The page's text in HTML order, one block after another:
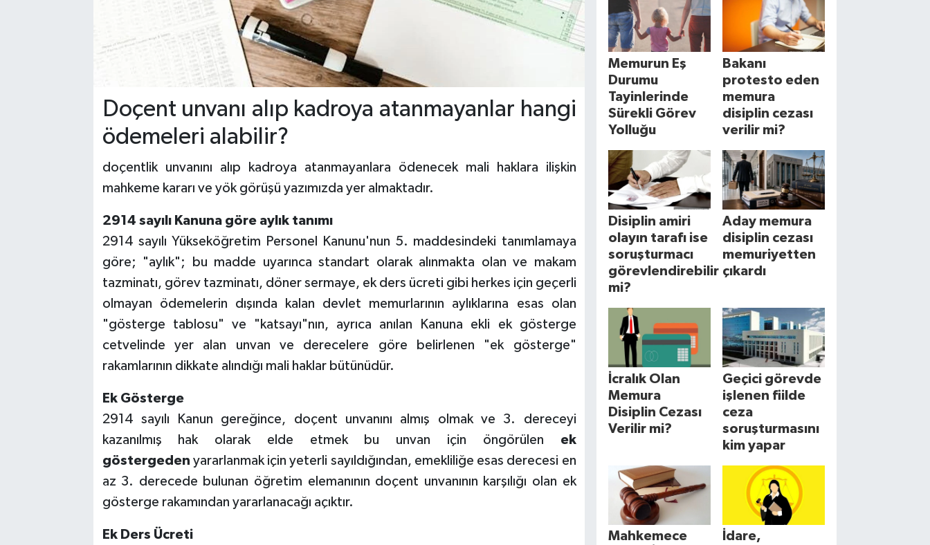
Doçent unvanı alıp kadroya atanmayanlar hangi
ödemeleri alabilir?
doçentlik unvanını alıp kadroya atanmayanlara ödenecek mali haklara ilişkin
mahkeme kararı ve yök görüşü yazımızda yer almaktadır.
2914 sayılı Kanuna göre aylık tanımı
2914 sayılı Yükseköğretim Personel Kanunu'nun 5. maddesindeki tanımlamaya
göre; "aylık"; bu madde uyarınca standart olarak alınmakta olan ve makam
tazminatı, görev tazminatı, döner sermaye, ek ders ücreti gibi herkes için geçerli
olmayan ödemelerin dışında kalan devlet memurlarının aylıklarına esas olan
"gösterge tablosu" ve "katsayı"nın, ayrıca anılan Kanuna ekli ek gösterge
cetvelinde yer alan unvan ve derecelere göre belirlenen "ek gösterge"
rakamlarının dikkate alındığı mali haklar bütünüdür.
Ek Gösterge
2914 sayılı Kanun gereğince, doçent unvanını almış olmak ve 3. dereceyi
kazanılmış hak olarak elde etmek bu unvan için öngörülen ek
göstergeden yararlanmak için yeterli sayıldığından, emekliliğe esas derecesi en
az 3. derecede bulunan öğretim elemanının doçent unvanının karşılığı olan ek
gösterge rakamından yararlanacağı açıktır.
Ek Ders Ücreti
Memurun Eş
Durumu
Tayinlerinde
Sürekli Görev
Yolluğu
Bakanı
protesto eden
memura
disiplin cezası
verilir mi?
Disiplin amiri
olayın tarafı ise
soruşturmacı
görevlendirebilir
mi?
Aday memura
disiplin cezası
memuriyetten
çıkardı
İcralık Olan
Memura
Disiplin Cezası
Verilir mi?
Geçici görevde
işlenen fiilde
ceza
soruşturmasını
kim yapar
Mahkemece
İdare,